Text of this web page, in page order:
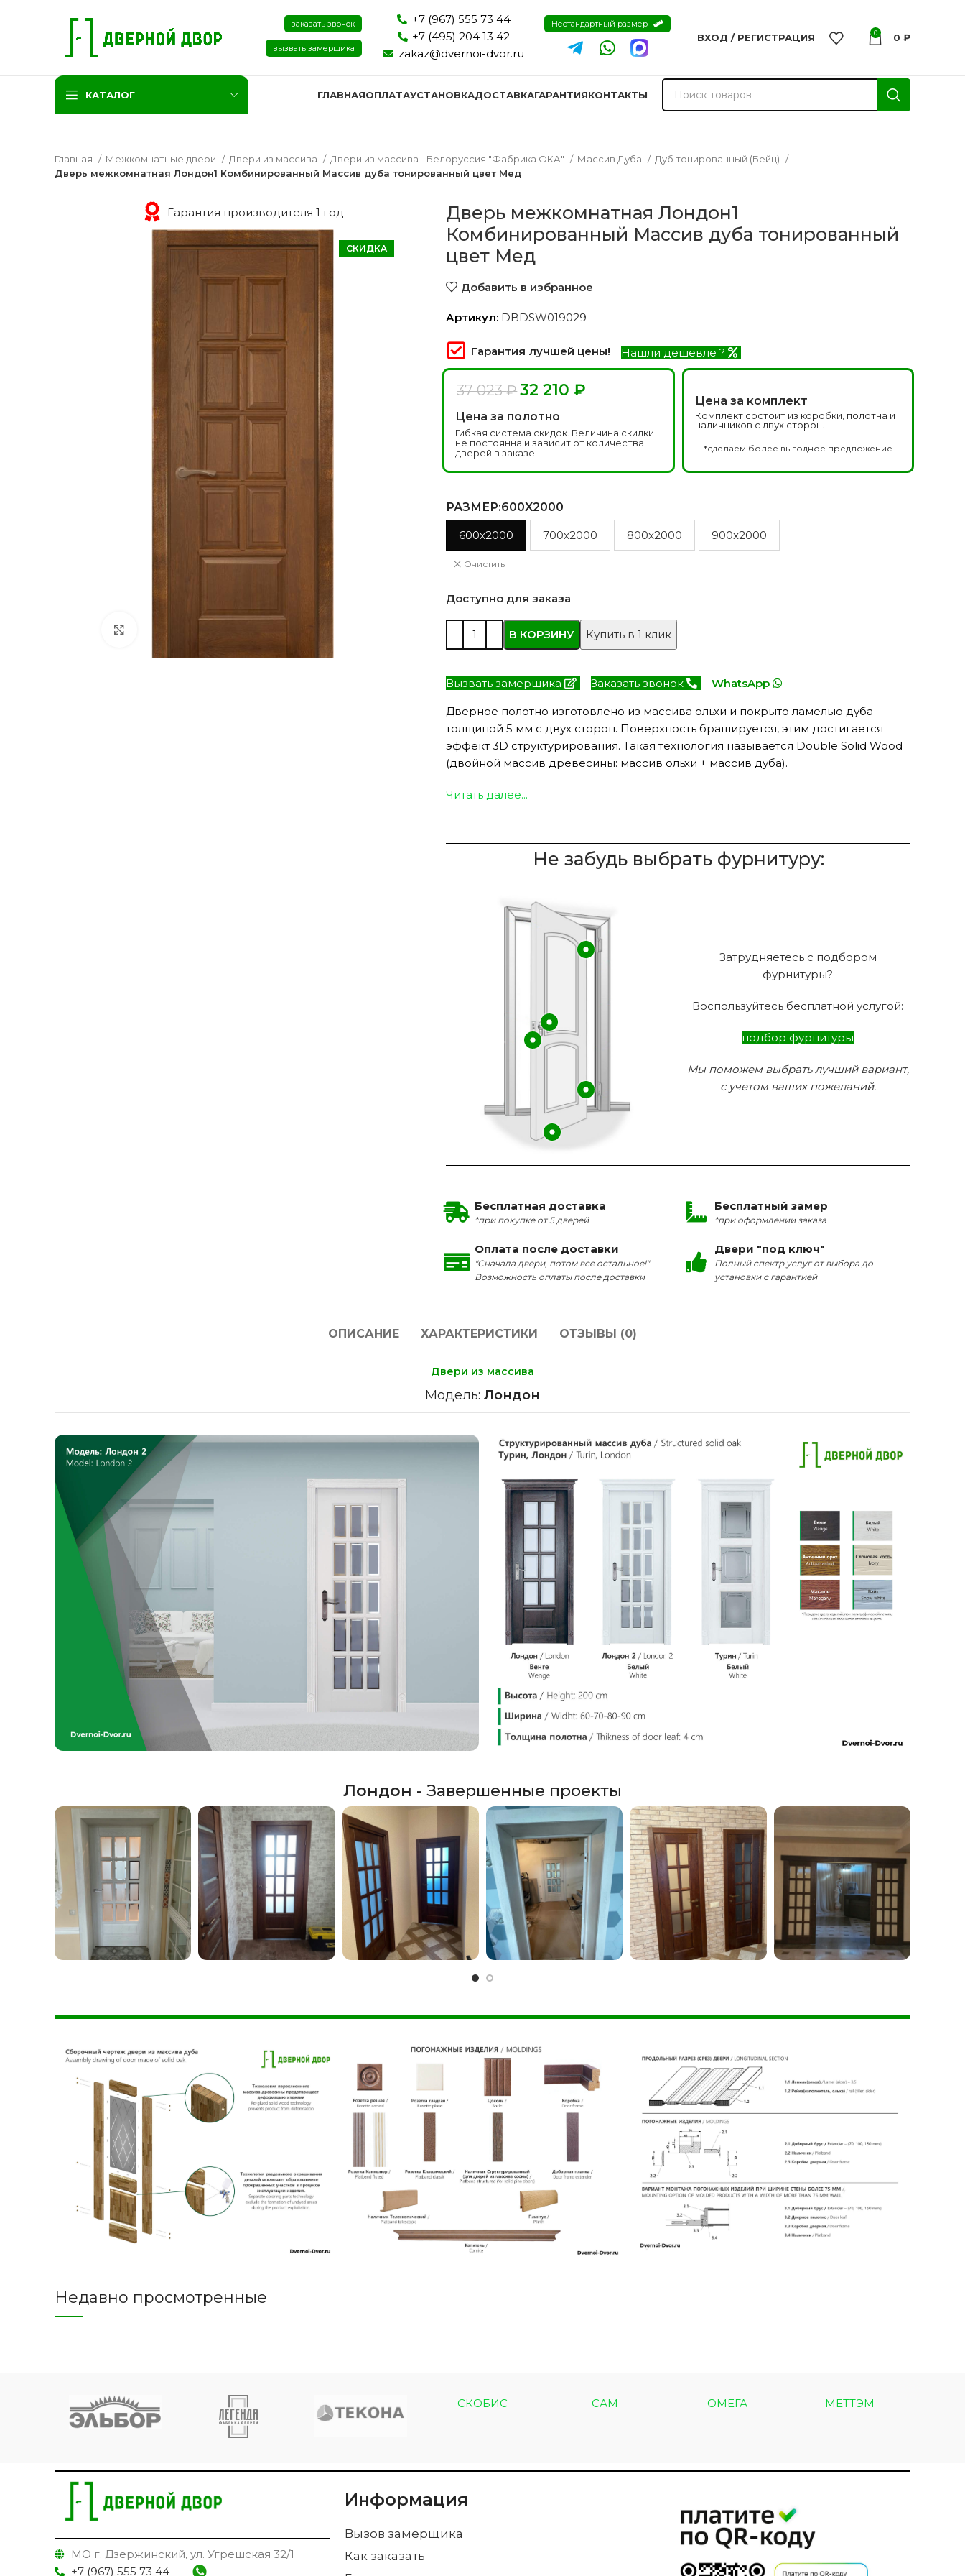
заказать звонок
вызвать замерщика
+7 (967) 555 73 44
+7 (495) 204 13 42
zakaz@dvernoi-dvor.ru
Нестандартный размер
ВХОД / РЕГИСТРАЦИЯ 0 0 ₽
КАТАЛОГ
Двери эмаль Двери экошпон и пвх
2744 моделей
Двери из массива РФ
4 модели
Двери шпонированые
34 модели
Двери Эмаль с
8 моделей
Двери SOFT TOUCH
8 моделей
ГЛАВНАЯОПЛАТАУСТАНОВКАДОСТАВКАГАРАНТИЯКОНТАКТЫ
Главная Межкомнатные двери Двери из массива Двери из массива - Белоруссия "Фабрика ОКА" Массив Дуба
Дуб тонированный (Бейц)
Дверь межкомнатная Лондон1 Комбинированный Массив дуба тонированный цвет Мед
Гарантия производителя 1 год
СКИДКА
Дверь межкомнатная Лондон1
Комбинированный Массив дуба тонированный
цвет Мед
Добавить в избранное
Артикул: DBDSW019029
Гарантия лучшей цены! Нашли дешевле ?
37 023₽32 210₽
Цена за полотно
Гибкая система скидок. Величина скидки
не постоянна и зависит от количества
дверей в заказе.
Цена за комплект
Комплект состоит из коробки, полотна и
наличников с двух сторон.
*сделаем более выгодное предложение
РАЗМЕР:600X2000
600x2000 700x2000 800x2000 900x2000
Очистить
Доступно для заказа
В КОРЗИНУ Купить в 1 клик
Вызвать замерщика Заказать звонок WhatsApp
Дверное полотно изготовлено из массива ольхи и покрыто ламелью дуба
толщиной 5 мм с двух сторон. Поверхность брашируется, этим достигается
эффект 3D структурирования. Такая технология называется Double Solid Wood
(двойной массив древесины: массив ольхи + массив дуба).
Читать далее...
Не забудь выбрать фурнитуру:
Затрудняетесь с подбором
фурнитуры?
Воспользуйтесь бесплатной услугой:
подбор фурнитуры
Мы поможем выбрать лучший вариант,
с учетом ваших пожеланий.
Бесплатная доставка
*при покупке от 5 дверей
Оплата после доставки
"Сначала двери, потом все остальное!"
Возможность оплаты после доставки
Бесплатный замер
*при оформлении заказа
Двери "под ключ"
Полный спектр услуг от выбора до
установки с гарантией
ОПИСАНИЕ ХАРАКТЕРИСТИКИ ОТЗЫВЫ (0)
Двери из массива
Модель: Лондон
Лондон - Завершенные проекты
Недавно просмотренные
СКОБИС САМ ОМЕГА МЕТТЭМ
МО г. Дзержинский, ул. Угрешская 32/1
+7 (967) 555 73 44
Информация
Вызов замерщика
Как заказать